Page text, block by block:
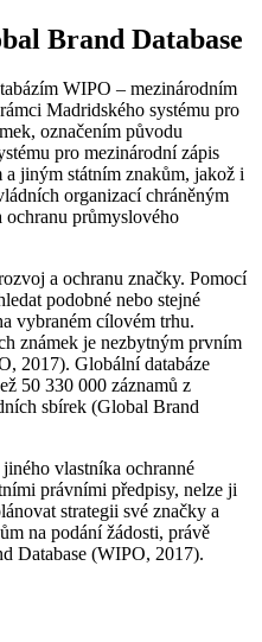
Brand Database
WIPO – mezinárodním
Madridského systému pro
označením původu
pro mezinárodní zápis
jiným státním znakům, jakož i
organizací chráněným
průmyslového
a ochranu značky. Pomocí
podobné nebo stejné
vybraném cílovém trhu.
známek je nezbytným prvním
2017). Globální databáze
50 330 000 záznamů z
sbírek (Global Brand
vlastníka ochranné
právními předpisy, nelze ji
strategii své značky a
na podání žádosti, právě
Database (WIPO, 2017).